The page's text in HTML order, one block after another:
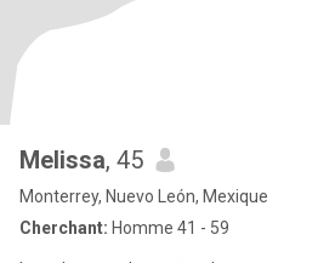
Melissa, 45
Monterrey, Nuevo León, Mexique
Cherchant: Homme 41 - 59